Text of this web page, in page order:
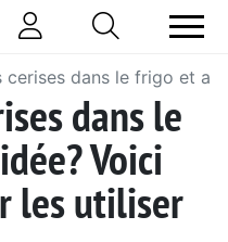
cerises dans le frigo et
dans le
Voici
les utiliser